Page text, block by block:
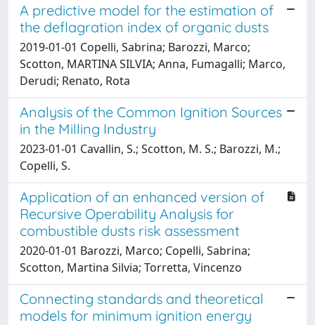
A predictive model for the estimation of
the deflagration index of organic dusts
2019-01-01 Copelli, Sabrina; Barozzi, Marco;
Scotton, MARTINA SILVIA; Anna, Fumagalli; Marco,
Derudi; Renato, Rota
Analysis of the Common Ignition Sources
in the Milling Industry
2023-01-01 Cavallin, S.; Scotton, M. S.; Barozzi, M.;
Copelli, S.
Application of an enhanced version of
Recursive Operability Analysis for
combustible dusts risk assessment
2020-01-01 Barozzi, Marco; Copelli, Sabrina;
Scotton, Martina Silvia; Torretta, Vincenzo
Connecting standards and theoretical
models for minimum ignition energy